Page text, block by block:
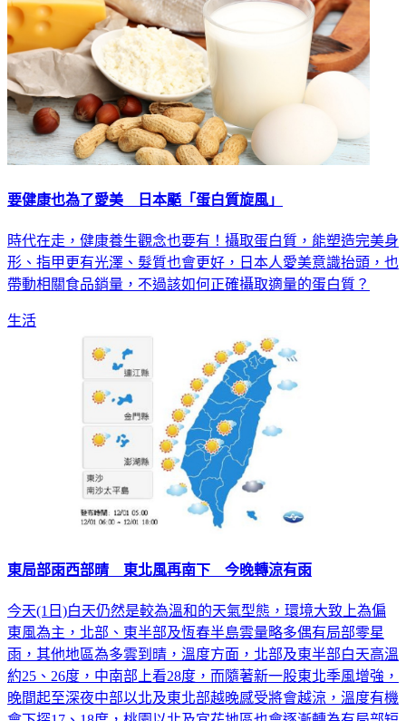
要健康也為了愛美 日本颳「蛋白質旋風」
時代在走，健康養生觀念也要有！攝取蛋白質，能塑造完美身
形、指甲更有光澤、髮質也會更好，日本人愛美意識抬頭，也
帶動相關食品銷量，不過該如何正確攝取適量的蛋白質？
生活
東局部雨西部晴 東北風再南下 今晚轉涼有雨
今天(1日)白天仍然是較為溫和的天氣型態，環境大致上為偏
東風為主，北部、東半部及恆春半島雲量略多偶有局部零星
雨，其他地區為多雲到晴，溫度方面，北部及東半部白天高溫
約25、26度，中南部上看28度，而隨著新一股東北季風增強，
晚間起至深夜中部以北及東北部越晚感受將會越涼，溫度有機